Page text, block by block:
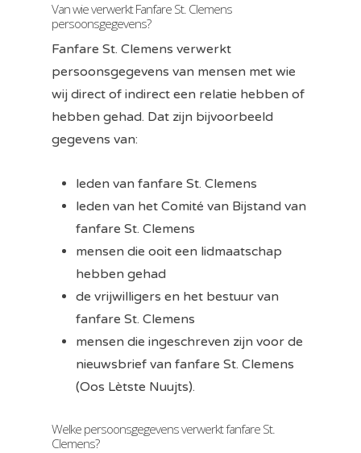
Van wie verwerkt Fanfare St. Clemens
persoonsgegevens?
Fanfare St. Clemens verwerkt
persoonsgegevens van mensen met wie
wij direct of indirect een relatie hebben of
hebben gehad. Dat zijn bijvoorbeeld
gegevens van:
leden van fanfare St. Clemens
leden van het Comité van Bijstand van
fanfare St. Clemens
mensen die ooit een lidmaatschap
hebben gehad
de vrijwilligers en het bestuur van
fanfare St. Clemens
mensen die ingeschreven zijn voor de
nieuwsbrief van fanfare St. Clemens
(Oos Lètste Nuujts).
Welke persoonsgegevens verwerkt fanfare St.
Clemens?